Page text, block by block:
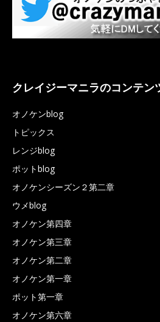
クレイジーマニラのコンテン
オノケンblog
トピックス
レンジblog
ポットblog
オノケンシーズン２第二章
ウメblog
オノケン第四章
オノケン第三章
オノケン第二章
オノケン第一章
ポット第一章
オノケン第六章